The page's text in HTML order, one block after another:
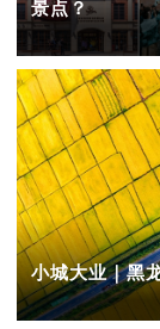
景点？
小城大业｜黑